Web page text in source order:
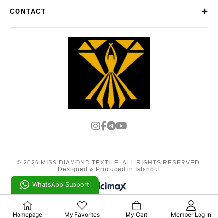
WhatsApp Support
PRIVACY POLICY
RETURNS & CANCELLATIONS
OUR STORES
DELIVERY & SHIPPING
SECURE SHOPPING
CONTACT
Mon — Sat: 09:00 — 20:30
Sunday: 12:00 — 17:00
© 2026 MISS DIAMOND TEXTILE. ALL RIGHTS RESERVED.
Designed & Produced in Istanbul
Homepage My Favorites My Cart Member Log In